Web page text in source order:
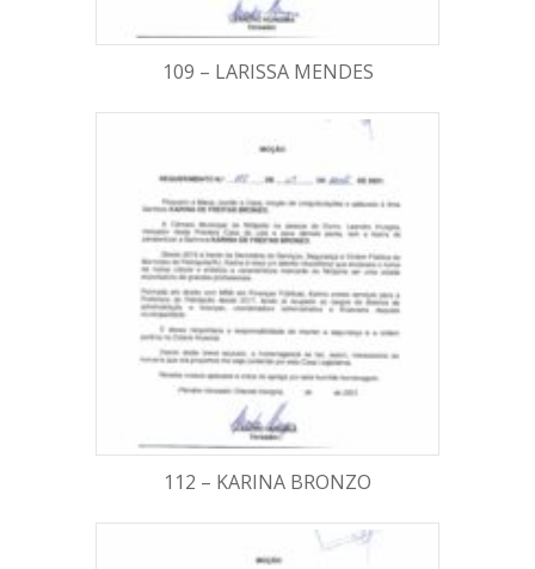
109 – LARISSA MENDES
112 – KARINA BRONZO